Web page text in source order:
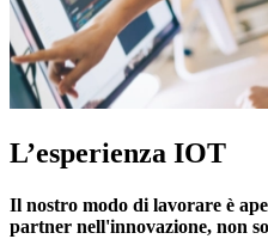
L’esperienza IOT
Il nostro modo di lavorare è
partner nell'innovazione, non